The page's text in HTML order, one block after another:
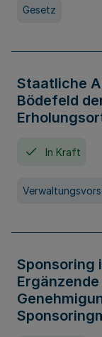
Gesetz
Staatliche
Bödefeld
In Kraft
Sponsoring